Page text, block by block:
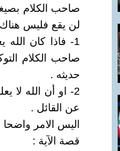
صاحب الكلام
لن يقع فليس هناك
1- فاذا كان
صاحب الكلام
حديثه .
2- او أن الله
عن القائل .
اليس الامر
قصة الآية :